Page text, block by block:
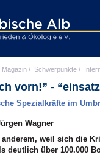
Magazin / Schwerpunkte /
vorn!” -
Spezialkräfte im
Wagner
anderem, weil sich die
deutlich über 100.000